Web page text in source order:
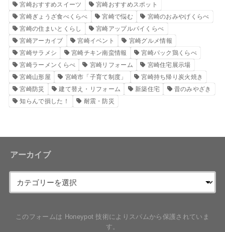
宮崎おすすめスイーツ
宮崎おすすめスポット
宮崎ぎょうざ食べくらべ
宮崎で悩む
宮崎のおみやげくらべ
宮崎の住まいとくらし
宮崎アップルパイくらべ
宮崎アーカイブ
宮崎イベント
宮崎グルメ情報
宮崎サラメシ
宮崎チキン南蛮情報
宮崎パック鶏くらべ
宮崎ラーメンくらべ
宮崎リフォーム
宮崎住宅展示場
宮崎山形屋
宮崎市「子育て制度」
宮崎持ち帰り炭火焼き
宮崎防災
建て替え・リフォーム 新築住宅
昔のみやざき
知らんで損した！
耐震・防災
アーカイブ
このフォームは Honeypot 技術によりスパムから保護されていま
す。